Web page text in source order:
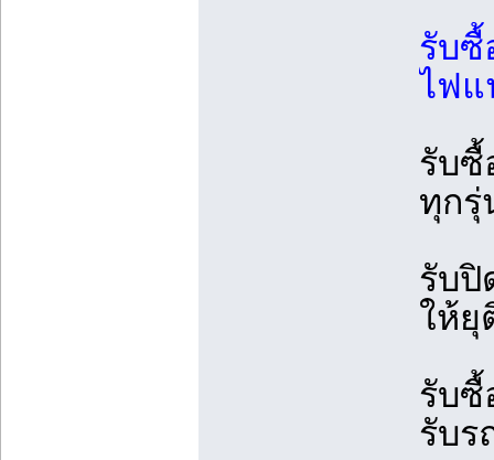
รับซื้
ไฟแ
รับซื้
ทุกรุ่
รับ
ให้ยุ
รับซื้
รับร